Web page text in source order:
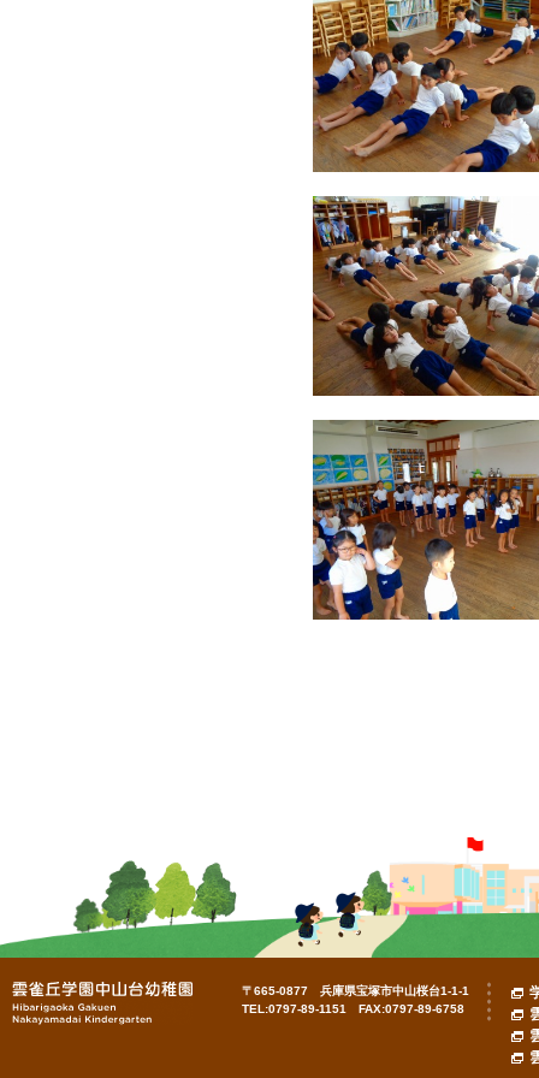
〒665-0877 兵庫県宝塚市中山桜台1-1-1
TEL:0797-89-1151 FAX:0797-89-6758